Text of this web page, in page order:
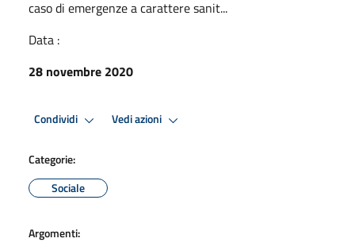
caso di emergenze a carattere sanit...
Data :
28 novembre 2020
Condividi Vedi azioni
Categorie:
Sociale
Argomenti: